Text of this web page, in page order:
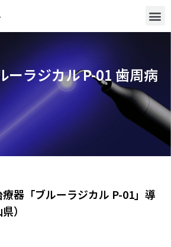
ーラジカル P-01 歯周病
器「ブルーラジカル P-01」導
）